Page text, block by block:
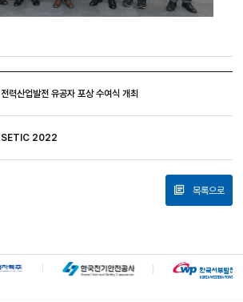
전력산업발전 유공자 포상 수여식 개최
SETIC 2022
목록으로